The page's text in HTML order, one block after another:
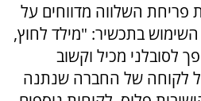
השלווה מדווחים על
בתכשיר: "מילד לחוץ,
לסובלני מכיל וקשוב
לקוחה של החברה שנתנה